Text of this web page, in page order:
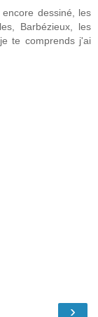
dessiné, les
Barbézieux, les
te comprends j'ai
›